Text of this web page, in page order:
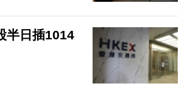
半日插1014